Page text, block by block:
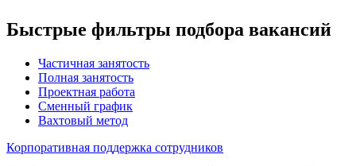
Быстрые фильтры подбора вакансий
Частичная занятость
Полная занятость
Проектная работа
Сменный график
Вахтовый метод
Корпоративная поддержка сотрудников